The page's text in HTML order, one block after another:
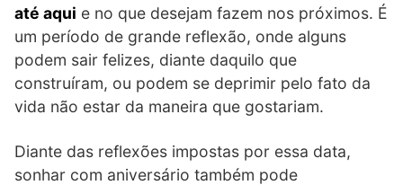
até aqui e no que desejam fazem nos próximos. É
um período de grande reflexão, onde alguns
podem sair felizes, diante daquilo que
construíram, ou podem se deprimir pelo fato da
vida não estar da maneira que gostariam.
Diante das reflexões impostas por essa data,
sonhar com aniversário também pode